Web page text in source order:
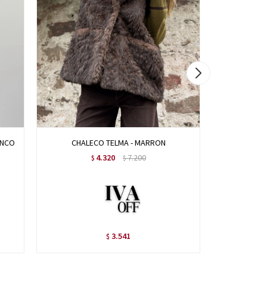
CHALECO TELMA - MARRON
$ 4.320 $7.200
$ 3.541